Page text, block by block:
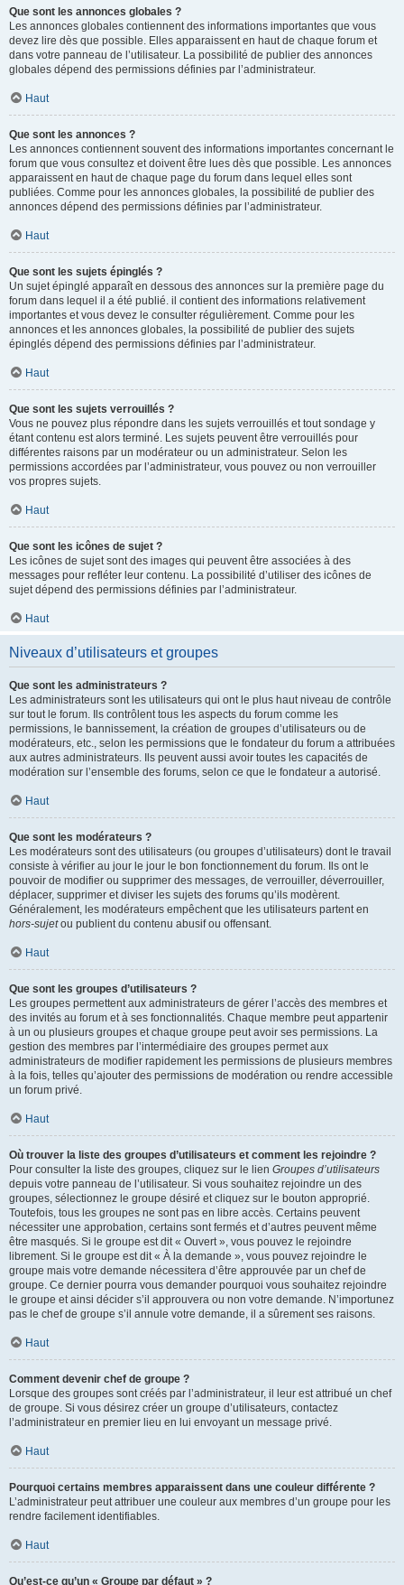
Que sont les annonces globales ?
Les annonces globales contiennent des informations importantes que vous
devez lire dès que possible. Elles apparaissent en haut de chaque forum et
dans votre panneau de l’utilisateur. La possibilité de publier des annonces
globales dépend des permissions définies par l’administrateur.
Haut
Que sont les annonces ?
Les annonces contiennent souvent des informations importantes concernant le
forum que vous consultez et doivent être lues dès que possible. Les annonces
apparaissent en haut de chaque page du forum dans lequel elles sont
publiées. Comme pour les annonces globales, la possibilité de publier des
annonces dépend des permissions définies par l’administrateur.
Haut
Que sont les sujets épinglés ?
Un sujet épinglé apparaît en dessous des annonces sur la première page du
forum dans lequel il a été publié. il contient des informations relativement
importantes et vous devez le consulter régulièrement. Comme pour les
annonces et les annonces globales, la possibilité de publier des sujets
épinglés dépend des permissions définies par l’administrateur.
Haut
Que sont les sujets verrouillés ?
Vous ne pouvez plus répondre dans les sujets verrouillés et tout sondage y
étant contenu est alors terminé. Les sujets peuvent être verrouillés pour
différentes raisons par un modérateur ou un administrateur. Selon les
permissions accordées par l’administrateur, vous pouvez ou non verrouiller
vos propres sujets.
Haut
Que sont les icônes de sujet ?
Les icônes de sujet sont des images qui peuvent être associées à des
messages pour refléter leur contenu. La possibilité d’utiliser des icônes de
sujet dépend des permissions définies par l’administrateur.
Haut
Niveaux d’utilisateurs et groupes
Que sont les administrateurs ?
Les administrateurs sont les utilisateurs qui ont le plus haut niveau de contrôle
sur tout le forum. Ils contrôlent tous les aspects du forum comme les
permissions, le bannissement, la création de groupes d’utilisateurs ou de
modérateurs, etc., selon les permissions que le fondateur du forum a attribuées
aux autres administrateurs. Ils peuvent aussi avoir toutes les capacités de
modération sur l’ensemble des forums, selon ce que le fondateur a autorisé.
Haut
Que sont les modérateurs ?
Les modérateurs sont des utilisateurs (ou groupes d’utilisateurs) dont le travail
consiste à vérifier au jour le jour le bon fonctionnement du forum. Ils ont le
pouvoir de modifier ou supprimer des messages, de verrouiller, déverrouiller,
déplacer, supprimer et diviser les sujets des forums qu’ils modèrent.
Généralement, les modérateurs empêchent que les utilisateurs partent en
hors-sujetou publient du contenu abusif ou offensant.
Haut
Que sont les groupes d’utilisateurs ?
Les groupes permettent aux administrateurs de gérer l’accès des membres et
des invités au forum et à ses fonctionnalités. Chaque membre peut appartenir
à un ou plusieurs groupes et chaque groupe peut avoir ses permissions. La
gestion des membres par l’intermédiaire des groupes permet aux
administrateurs de modifier rapidement les permissions de plusieurs membres
à la fois, telles qu’ajouter des permissions de modération ou rendre accessible
un forum privé.
Haut
Où trouver la liste des groupes d’utilisateurs et comment les rejoindre ?
Pour consulter la liste des groupes, cliquez sur le lien Groupes d’utilisateurs
depuis votre panneau de l’utilisateur. Si vous souhaitez rejoindre un des
groupes, sélectionnez le groupe désiré et cliquez sur le bouton approprié.
Toutefois, tous les groupes ne sont pas en libre accès. Certains peuvent
nécessiter une approbation, certains sont fermés et d’autres peuvent même
être masqués. Si le groupe est dit « Ouvert », vous pouvez le rejoindre
librement. Si le groupe est dit « À la demande », vous pouvez rejoindre le
groupe mais votre demande nécessitera d’être approuvée par un chef de
groupe. Ce dernier pourra vous demander pourquoi vous souhaitez rejoindre
le groupe et ainsi décider s’il approuvera ou non votre demande. N’importunez
pas le chef de groupe s’il annule votre demande, il a sûrement ses raisons.
Haut
Comment devenir chef de groupe ?
Lorsque des groupes sont créés par l’administrateur, il leur est attribué un chef
de groupe. Si vous désirez créer un groupe d’utilisateurs, contactez
l’administrateur en premier lieu en lui envoyant un message privé.
Haut
Pourquoi certains membres apparaissent dans une couleur différente ?
L’administrateur peut attribuer une couleur aux membres d’un groupe pour les
rendre facilement identifiables.
Haut
Qu’est-ce qu’un « Groupe par défaut » ?